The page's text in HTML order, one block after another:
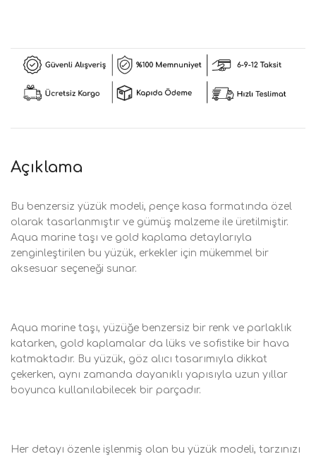
Açıklama
Bu benzersiz yüzük modeli, pençe kasa formatında özel
olarak tasarlanmıştır ve gümüş malzeme ile üretilmiştir.
Aqua marine taşı ve gold kaplama detaylarıyla
zenginleştirilen bu yüzük, erkekler için mükemmel bir
aksesuar seçeneği sunar.
Aqua marine taşı, yüzüğe benzersiz bir renk ve parlaklık
katarken, gold kaplamalar da lüks ve sofistike bir hava
katmaktadır. Bu yüzük, göz alıcı tasarımıyla dikkat
çekerken, aynı zamanda dayanıklı yapısıyla uzun yıllar
boyunca kullanılabilecek bir parçadır.
Her detayı özenle işlenmiş olan bu yüzük modeli, tarzınızı